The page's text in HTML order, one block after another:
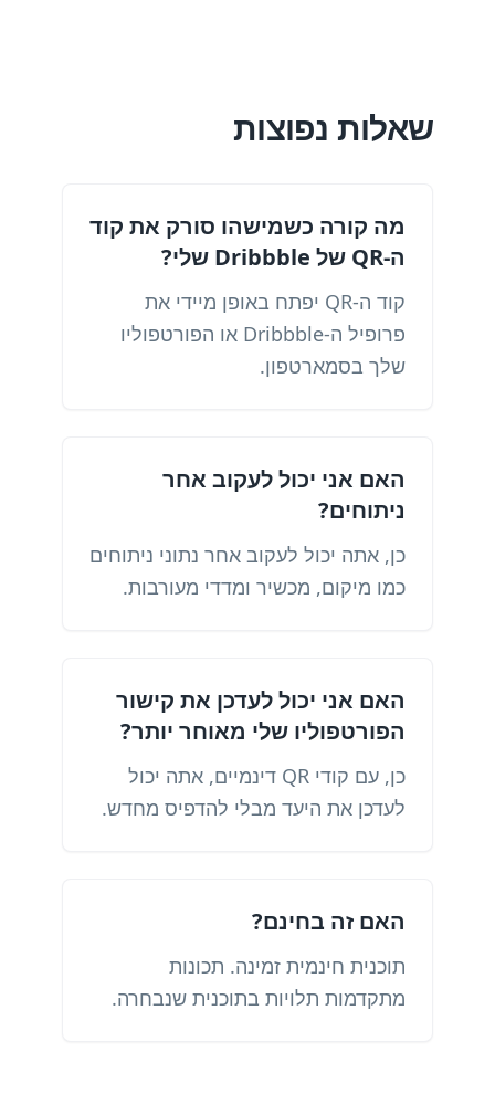
שאלות נפוצות
מה קורה כשמישהו סורק את קוד
ה-QR של Dribbble שלי?
קוד ה-QR יפתח באופן מיידי את
פרופיל ה-Dribbble או הפורטפוליו
שלך בסמארטפון.
האם אני יכול לעקוב אחר
ניתוחים?
כן, אתה יכול לעקוב אחר נתוני ניתוחים
כמו מיקום, מכשיר ומדדי מעורבות.
האם אני יכול לעדכן את קישור
הפורטפוליו שלי מאוחר יותר?
כן, עם קודי QR דינמיים, אתה יכול
לעדכן את היעד מבלי להדפיס מחדש.
האם זה בחינם?
תוכנית חינמית זמינה. תכונות
מתקדמות תלויות בתוכנית שנבחרה.